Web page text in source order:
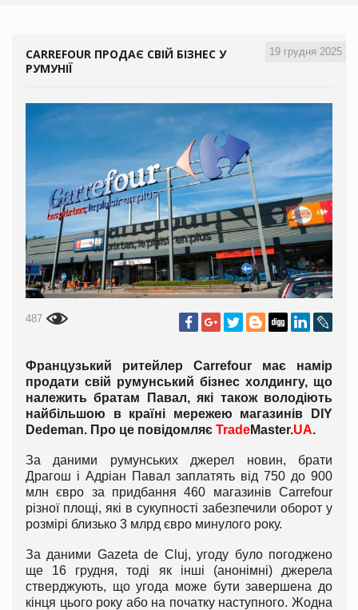
19 грудня 2025
CARREFOUR ПРОДАЄ СВІЙ БІЗНЕС У
РУМУНІЇ
487
Французький ритейлер Carrefour має намір
продати свій румунський бізнес холдингу, що
належить братам Павал, які також володіють
найбільшою в країні мережею магазинів DIY
Dedeman. Про це повідомляє TradeMaster.UA.
За даними румунських джерел новин, брати
Драгош і Адріан Павал заплатять від 750 до 900
млн євро за придбання 460 магазинів Carrefour
різної площі, які в сукупності забезпечили оборот у
розмірі близько 3 млрд євро минулого року.
За даними Gazeta de Cluj, угоду було погоджено
ще 16 грудня, тоді як інші (анонімні) джерела
стверджують, що угода може бути завершена до
кінця цього року або на початку наступного. Жодна